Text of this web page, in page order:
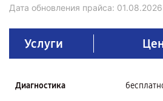
Дата обновления прайса: 01.08.2026
Услуги
Диагностика